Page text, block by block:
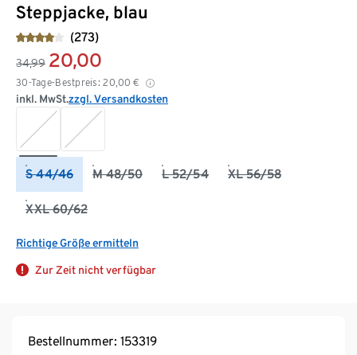
Steppjacke, blau
(273)
34,99 20,00
30-Tage-Bestpreis: 20,00 €
inkl. MwSt.zzgl. Versandkosten
S 44/46 M 48/50 L 52/54 XL 56/58
XXL 60/62
Richtige Größe ermitteln
Zur Zeit nicht verfügbar
Bestellnummer: 153319